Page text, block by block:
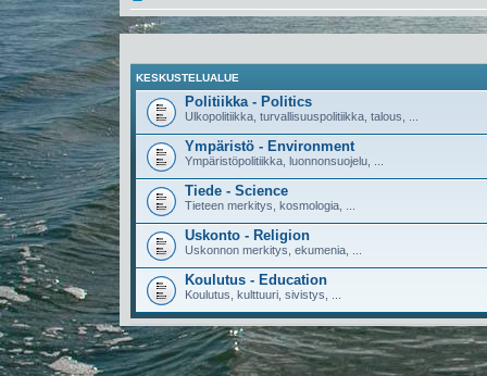
KESKUSTELUALUE
Politiikka - Politics
Ulkopolitiikka, turvallisuuspolitiikka, talous, ...
Ympäristö - Environment
Ympäristöpolitiikka, luonnonsuojelu, ...
Tiede - Science
Tieteen merkitys, kosmologia, ...
Uskonto - Religion
Uskonnon merkitys, ekumenia, ...
Koulutus - Education
Koulutus, kulttuuri, sivistys, ...